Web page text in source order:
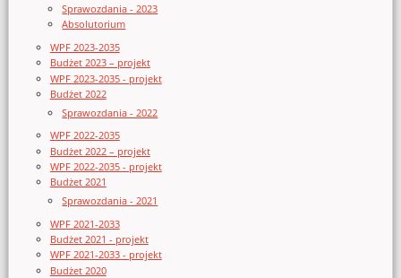
Sprawozdania - 2023
Absolutorium
WPF 2023-2035
Budżet 2023 – projekt
WPF 2023-2035 - projekt
Budżet 2022
Sprawozdania - 2022
WPF 2022-2035
Budżet 2022 – projekt
WPF 2022-2035 - projekt
Budżet 2021
Sprawozdania - 2021
WPF 2021-2033
Budżet 2021 - projekt
WPF 2021-2033 - projekt
Budżet 2020